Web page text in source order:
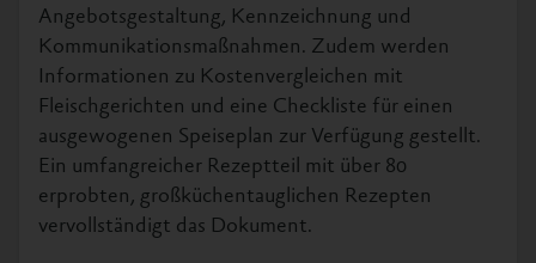
Angebotsgestaltung, Kennzeichnung und
Kommunikationsmaßnahmen. Zudem werden
Informationen zu Kostenvergleichen mit
Fleischgerichten und eine Checkliste für einen
ausgewogenen Speiseplan zur Verfügung gestellt.
Ein umfangreicher Rezeptteil mit über 80
erprobten, großküchentauglichen Rezepten
vervollständigt das Dokument.